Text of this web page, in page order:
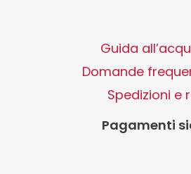
Guida
Domande
Spedizioni e
Pagamenti